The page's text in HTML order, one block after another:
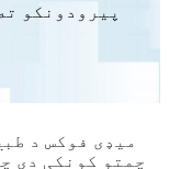
پیرودونکو
میډی فوکس د